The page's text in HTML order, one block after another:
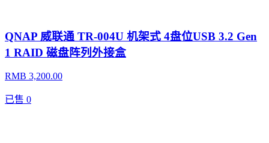
QNAP 威联通 TR-004U 机架式 4盘位USB 3.2 Gen
1 RAID 磁盘阵列外接盒
RMB 3,200.00
已售 0